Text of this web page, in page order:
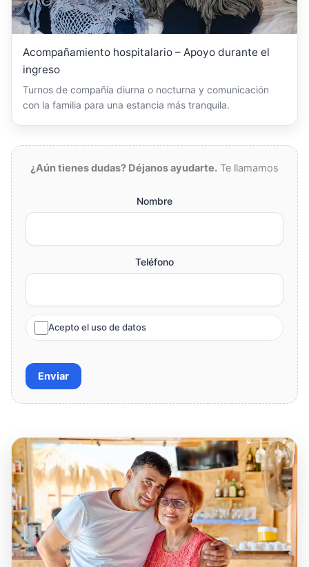
Acompañamiento hospitalario – Apoyo durante el
ingreso
Turnos de compañía diurna o nocturna y comunicación
con la familia para una estancia más tranquila.
¿Aún tienes dudas? Déjanos ayudarte. Te llamamos
Nombre
Teléfono
Acepto el uso de datos
Enviar